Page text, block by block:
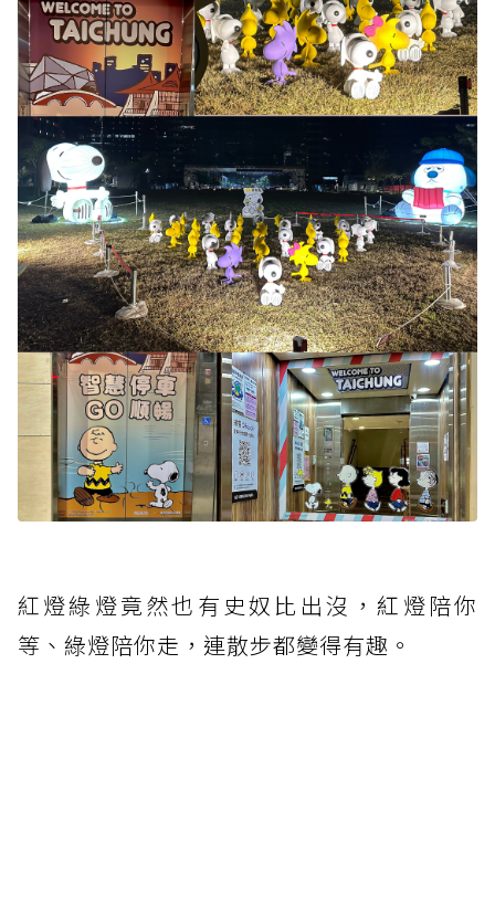
紅燈綠燈竟然也有史奴比出沒，紅燈陪你
等、綠燈陪你走，連散步都變得有趣。